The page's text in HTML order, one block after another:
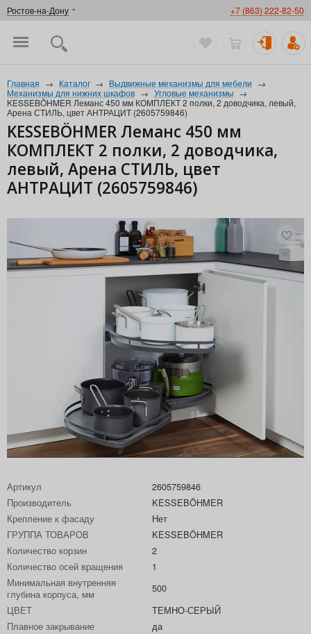
Ростов-на-Дону +7 (863) 222-82-50
Главная → Каталог → Выдвижные механизмы для мебели →
Механизмы для нижних шкафов → Угловые механизмы →
KESSEBÖHMER Леманс 450 мм КОМПЛЕКТ 2 полки, 2 доводчика, левый,
Арена СТИЛЬ, цвет АНТРАЦИТ (2605759846)
KESSEBÖHMER Леманс 450 мм
КОМПЛЕКТ 2 полки, 2 доводчика,
левый, Арена СТИЛЬ, цвет
АНТРАЦИТ (2605759846)
Артикул
2605759846
Производитель
KESSEBÖHMER
Крепление к фасаду
Нет
ГРУППА ТОВАРОВ
KESSEBÖHMER
Количество корзин
2
Количество осей вращения
1
Минимальная внутренняя
глубина корпуса, мм
500
ЦВЕТ
ТЕМНО-СЕРЫЙ
Плавное закрывание
да